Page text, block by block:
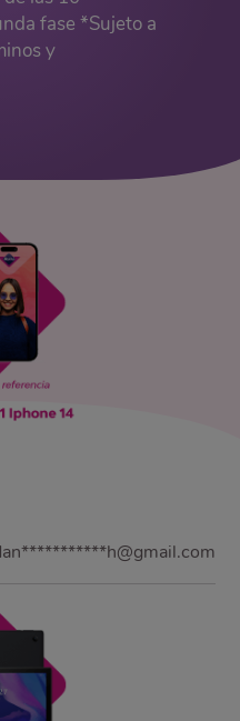
fase *Sujeto a
y